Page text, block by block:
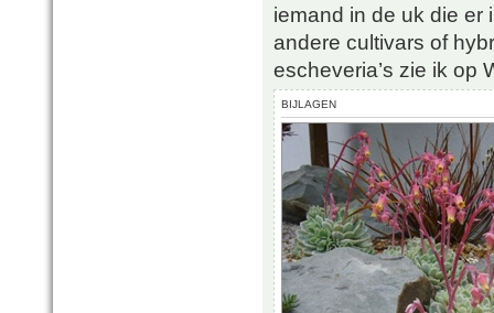
iemand in de uk die er
andere cultivars of
escheveria’s zie ik op
BIJLAGEN